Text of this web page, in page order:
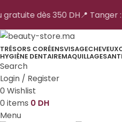
TRÉSORS CORÉENSVISAGECHEVEUX
HYGIÈNE DENTAIREMAQUILLAGE
Search
Login / Register
0 Wishlist
0 items 0 DH
Menu
dès 350 DH📍 Tanger :